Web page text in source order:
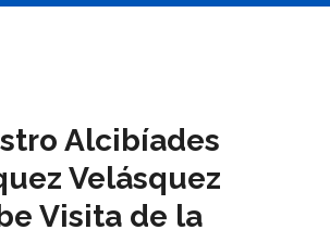
Alcibíades
Velásquez
Visita de la